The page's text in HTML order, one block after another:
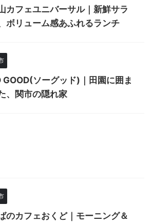
カフェユニバーサル｜新鮮サラ
ボリューム感あふれるランチ
GOOD(ソーグッド)｜田園に囲ま
、関市の隠れ家
のカフェおくど｜モーニング＆